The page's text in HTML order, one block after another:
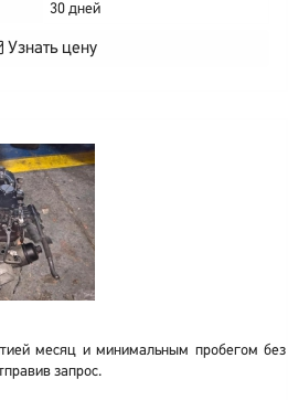
30 дней
Узнать цену
месяц и минимальным пробегом без
запрос.